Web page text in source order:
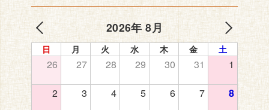
2026年 8月
日 月 火 水 木 金 土
26 27 28 29 30 31 1
2 3 4 5 6 7 8